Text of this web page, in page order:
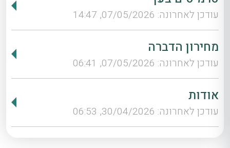
עודכן לאחרונה: 07/05/2026, 14:47
מחירון הדברה
עודכן לאחרונה: 07/05/2026, 06:41
אודות
עודכן לאחרונה: 30/04/2026, 06:53